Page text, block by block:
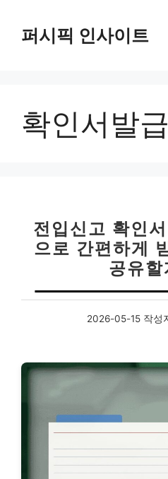
퍼시픽 인사이트
확인서발
전입신고 확인
으로 간편하게
공유할
2026-05-15 작성